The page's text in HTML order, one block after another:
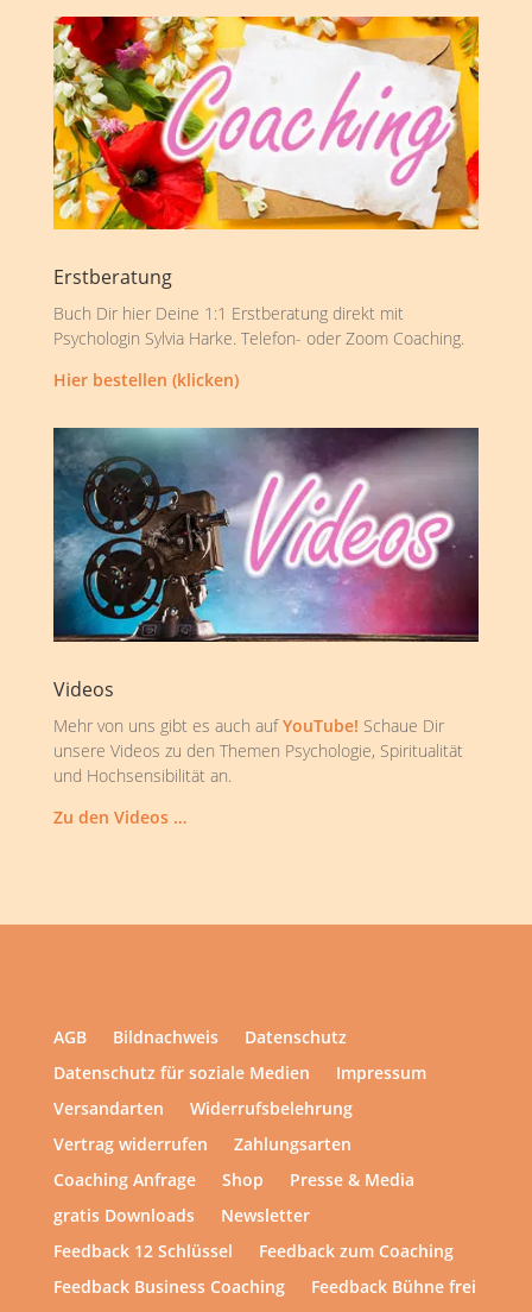
Erstberatung
Buch Dir hier Deine 1:1 Erstberatung direkt mit
Psychologin Sylvia Harke. Telefon- oder Zoom Coaching.
Hier bestellen (klicken)
Videos
Mehr von uns gibt es auch aufYouTube! Schaue Dir
unsere Videos zu den Themen Psychologie, Spiritualität
und Hochsensibilität an.
Zu den Videos …
AGB Bildnachweis
Datenschutz
Datenschutz für soziale Medien
Impressum
Versandarten
Widerrufsbelehrung
Vertrag widerrufen
Zahlungsarten
Coaching Anfrage
Shop
Presse & Media
gratis Downloads
Newsletter
Feedback 12 Schlüssel
Feedback zum Coaching
Feedback Business Coaching
Feedback Bühne frei